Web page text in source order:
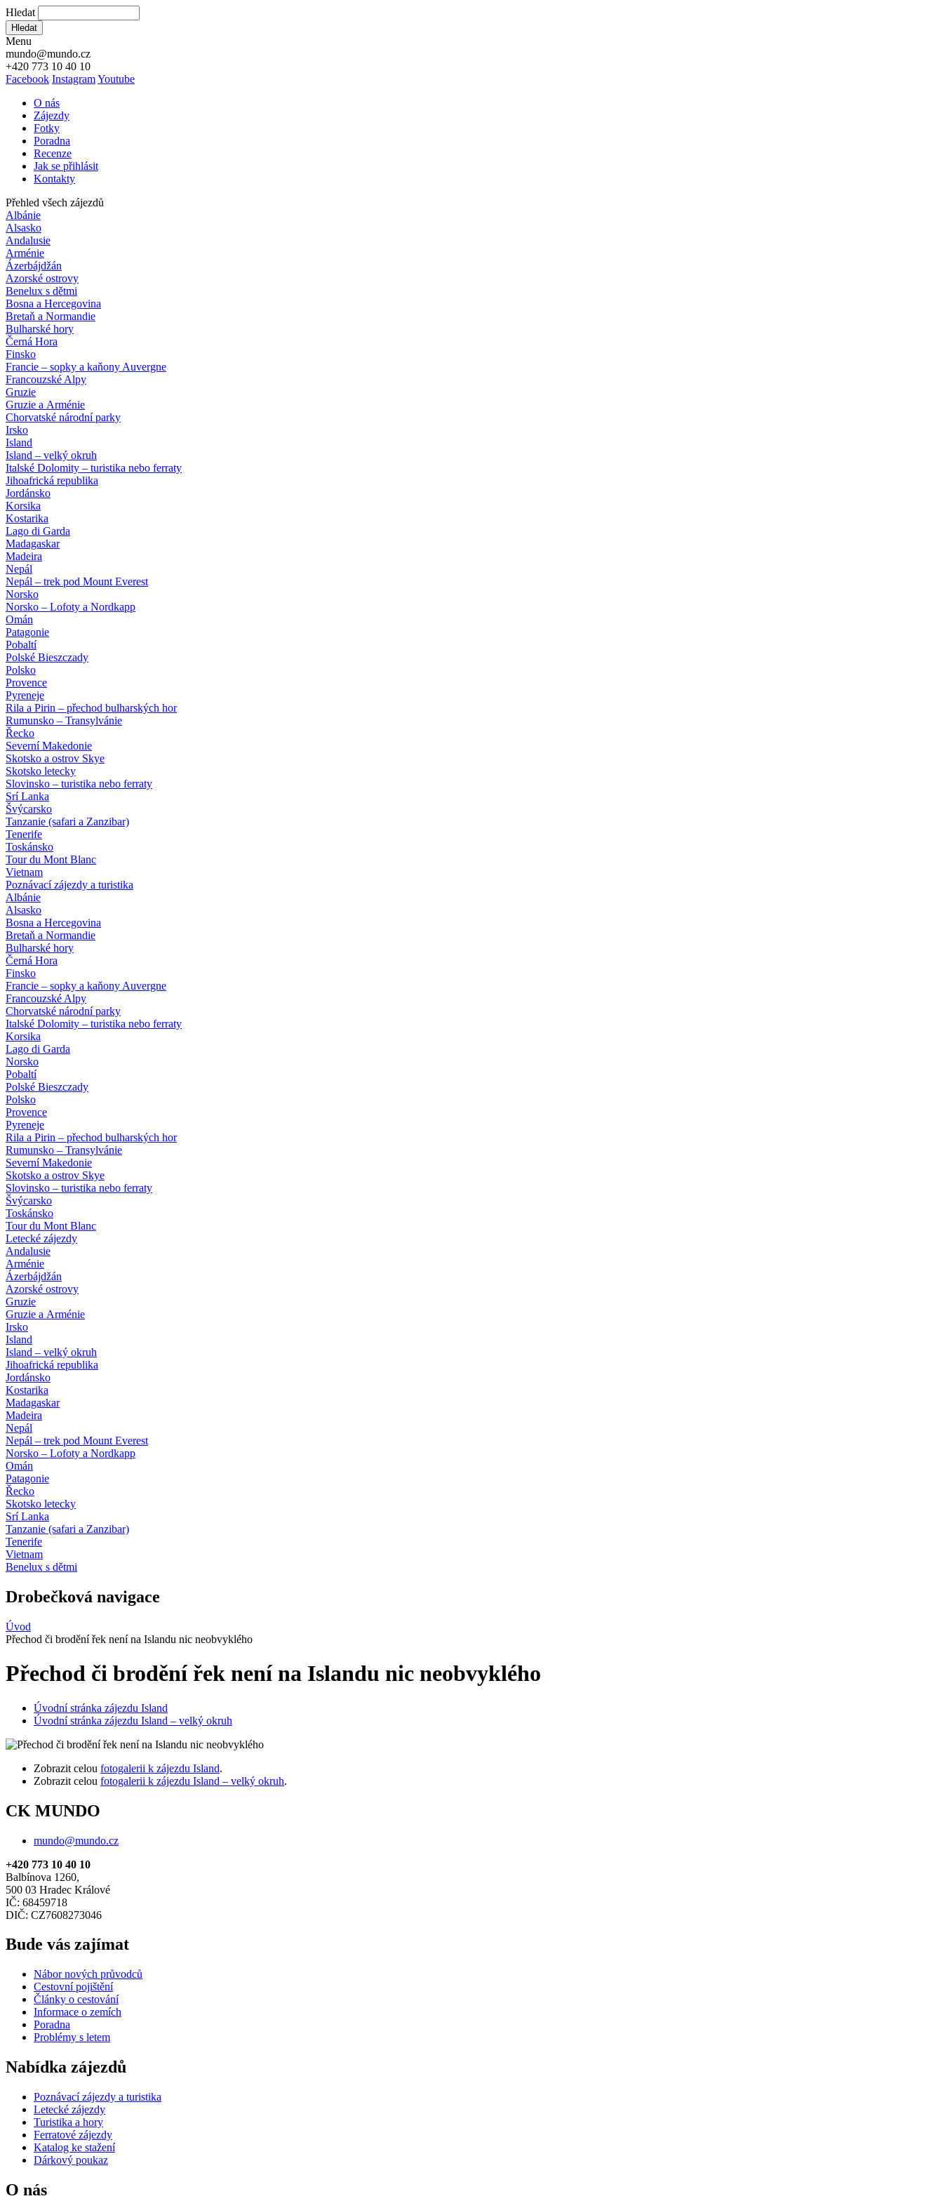
Hledat
Hledat
Menu
mundo@mundo.cz
+420 773 10 40 10
Facebook InstagramYoutube
O nás
Zájezdy
Fotky
Poradna
Recenze
Jak se přihlásit
Kontakty
Přehled všech zájezdů
Albánie
Alsasko
Andalusie
Arménie
Ázerbájdžán
Azorské ostrovy
Benelux s dětmi
Bosna a Hercegovina
Bretaň a Normandie
Bulharské hory
Černá Hora
Finsko
Francie – sopky a kaňony Auvergne
Francouzské Alpy
Gruzie
Gruzie a Arménie
Chorvatské národní parky
Irsko
Island
Island – velký okruh
Italské Dolomity – turistika nebo ferraty
Jihoafrická republika
Jordánsko
Korsika
Kostarika
Lago di Garda
Madagaskar
Madeira
Nepál
Nepál – trek pod Mount Everest
Norsko
Norsko – Lofoty a Nordkapp
Omán
Patagonie
Pobaltí
Polské Bieszczady
Polsko
Provence
Pyreneje
Rila a Pirin – přechod bulharských hor
Rumunsko – Transylvánie
Řecko
Severní Makedonie
Skotsko a ostrov Skye
Skotsko letecky
Slovinsko – turistika nebo ferraty
Srí Lanka
Švýcarsko
Tanzanie (safari a Zanzibar)
Tenerife
Toskánsko
Tour du Mont Blanc
Vietnam
Poznávací zájezdy a turistika
Albánie
Alsasko
Bosna a Hercegovina
Bretaň a Normandie
Bulharské hory
Černá Hora
Finsko
Francie – sopky a kaňony Auvergne
Francouzské Alpy
Chorvatské národní parky
Italské Dolomity – turistika nebo ferraty
Korsika
Lago di Garda
Norsko
Pobaltí
Polské Bieszczady
Polsko
Provence
Pyreneje
Rila a Pirin – přechod bulharských hor
Rumunsko – Transylvánie
Severní Makedonie
Skotsko a ostrov Skye
Slovinsko – turistika nebo ferraty
Švýcarsko
Toskánsko
Tour du Mont Blanc
Letecké zájezdy
Andalusie
Arménie
Ázerbájdžán
Azorské ostrovy
Gruzie
Gruzie a Arménie
Irsko
Island
Island – velký okruh
Jihoafrická republika
Jordánsko
Kostarika
Madagaskar
Madeira
Nepál
Nepál – trek pod Mount Everest
Norsko – Lofoty a Nordkapp
Omán
Patagonie
Řecko
Skotsko letecky
Srí Lanka
Tanzanie (safari a Zanzibar)
Tenerife
Vietnam
Benelux s dětmi
Drobečková navigace
Úvod
Přechod či brodění řek není na Islandu nic neobvyklého
Přechod či brodění řek není na Islandu nic neobvyklého
Úvodní stránka zájezdu Island
Úvodní stránka zájezdu Island – velký okruh
Zobrazit celou fotogalerii k zájezdu Island.
Zobrazit celou fotogalerii k zájezdu Island – velký okruh.
CK MUNDO
mundo@mundo.cz
+420 773 10 40 10
Balbínova 1260,
500 03 Hradec Králové
IČ: 68459718
DIČ: CZ7608273046
Bude vás zajímat
Nábor nových průvodců
Cestovní pojištění
Články o cestování
Informace o zemích
Poradna
Problémy s letem
Nabídka zájezdů
Poznávací zájezdy a turistika
Letecké zájezdy
Turistika a hory
Ferratové zájezdy
Katalog ke stažení
Dárkový poukaz
O nás